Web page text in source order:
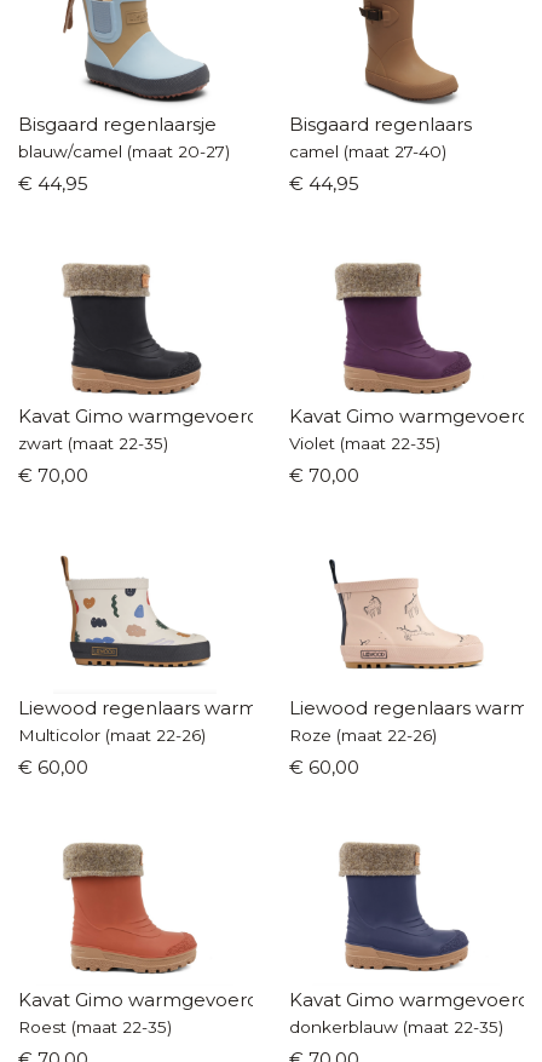
Bisgaard regenlaarsje
blauw/camel (maat 20-27)
€ 44,95
Bisgaard regenlaars
camel (maat 27-40)
€ 44,95
Kavat Gimo warmgevoerde laarzen
zwart (maat 22-35)
€ 70,00
Kavat Gimo
Violet (maat 22-35)
€ 70,00
Liewood regenlaars warmgevoerd
Multicolor (maat 22-26)
€ 60,00
Liewood regenlaars
Roze (maat 22-26)
€ 60,00
Kavat Gimo warmgevoerde laarzen
Roest (maat 22-35)
Kavat Gimo
donkerblauw (maat 22-35)